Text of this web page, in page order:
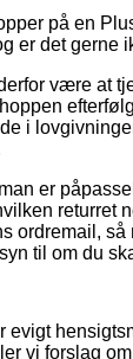
på en
er det gerne
være at
i
man er
returret
ordremail,
til om du
evigt
vi forslag